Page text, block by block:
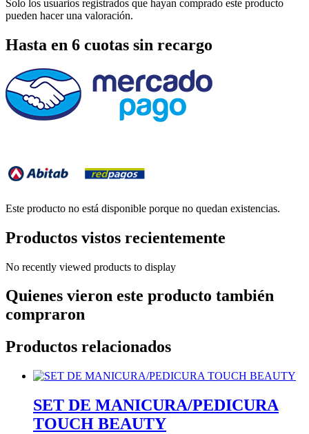
Solo los usuarios registrados que hayan comprado este producto
pueden hacer una valoración.
Hasta en 6 cuotas sin recargo
Este producto no está disponible porque no quedan existencias.
Productos vistos recientemente
No recently viewed products to display
Quienes vieron este producto también
compraron
Productos relacionados
SET DE MANICURA/PEDICURA
TOUCH BEAUTY